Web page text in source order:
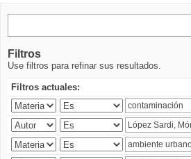
Filtros
Use filtros para refinar sus resultados.
Filtros actuales: